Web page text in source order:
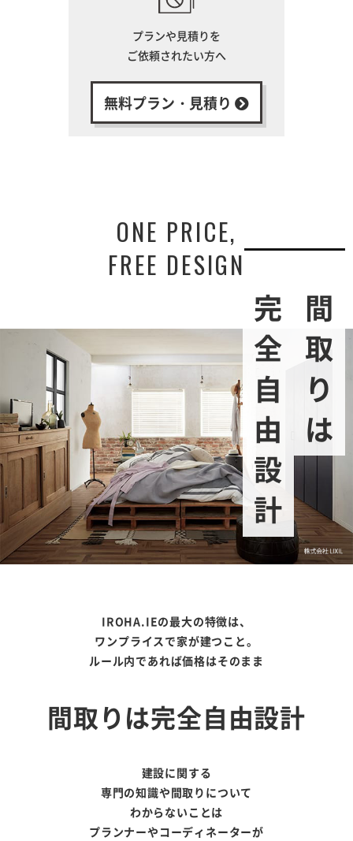
プランや見積りを
ご依頼されたい方へ
無料プラン・見積り
ONE PRICE,
FREE DESIGN
間取りは
完全自由設計
IROHA.IEの最大の特徴は、
ワンプライスで家が建つこと。
ルール内であれば価格はそのまま
間取りは完全自由設計
建設に関する
専門の知識や間取りについて
わからないことは
プランナーやコーディネーターが